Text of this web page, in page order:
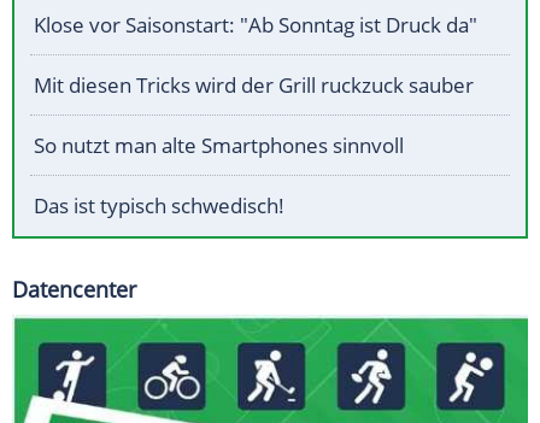
Klose vor Saisonstart: "Ab Sonntag ist Druck da"
Mit diesen Tricks wird der Grill ruckzuck sauber
So nutzt man alte Smartphones sinnvoll
Das ist typisch schwedisch!
Datencenter